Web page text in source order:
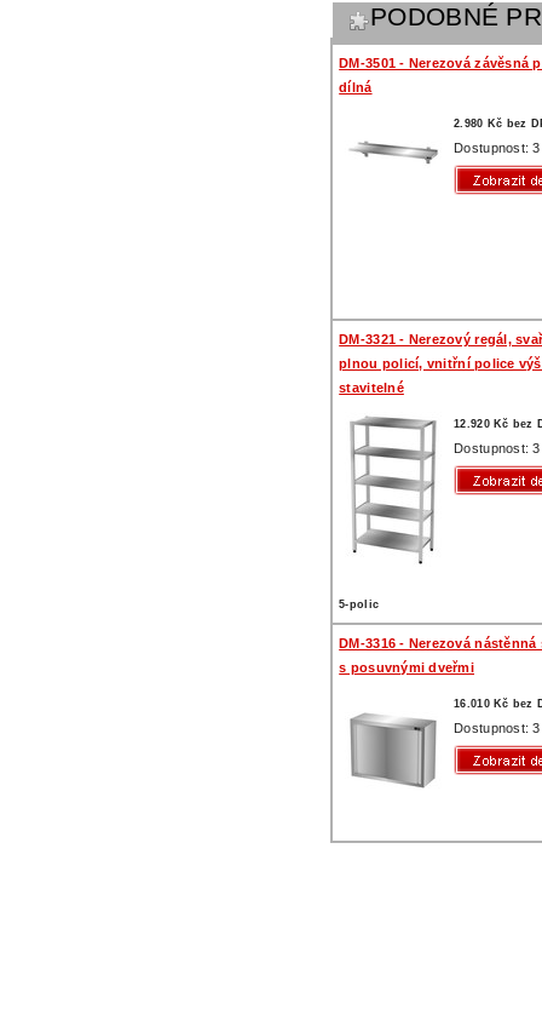
PODOBNÉ
DM-3501 - Nerezová závěsná
dílná
2.980 Kč bez
Dostupnost:
DM-3321 - Nerezový regál,
plnou policí, vnitřní police
stavitelné
12.920 Kč bez
Dostupnost:
5-polic
DM-3316 - Nerezová nástěnná
s posuvnými dveřmi
16.010 Kč bez
Dostupnost: